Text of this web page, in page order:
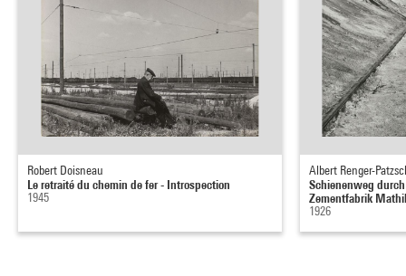
Robert Doisneau
Le retraité du chemin de fer - Introspection
1945
Albert Renger-
Schienenweg
Zementfabrik
1926